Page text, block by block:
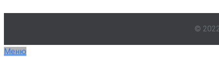
©
Меню